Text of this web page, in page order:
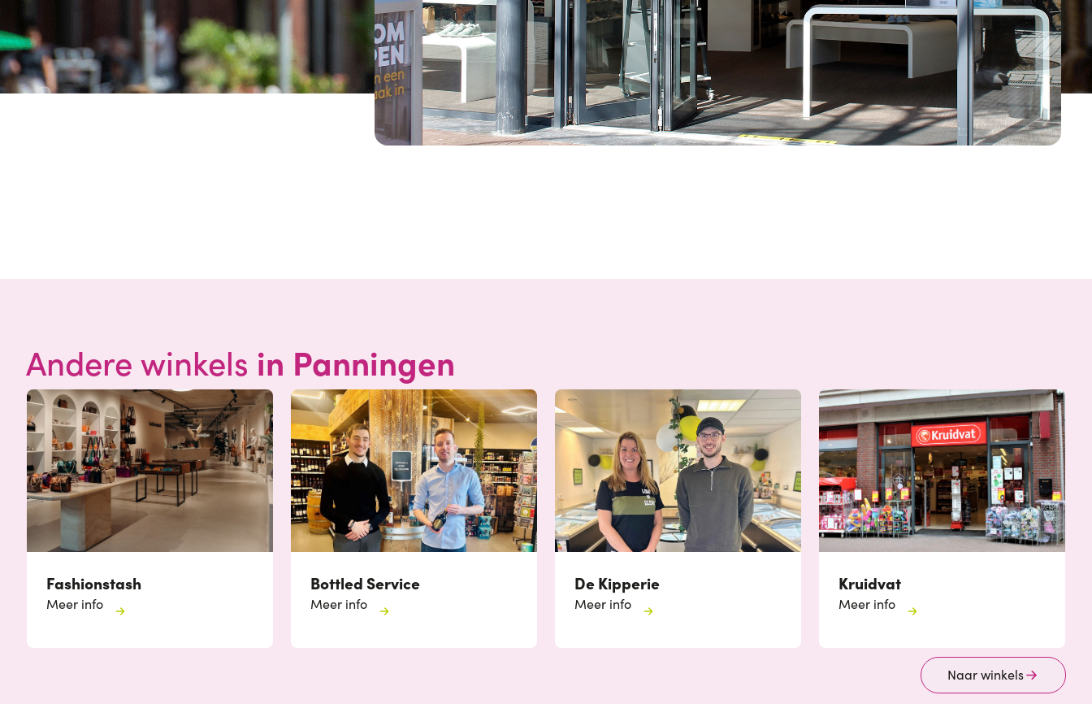
Andere winkels in Panningen
Fashionstash
Meer info
Bottled Service
Meer info
De Kipperie
Meer info
Kruidvat
Meer info
Naar winkels